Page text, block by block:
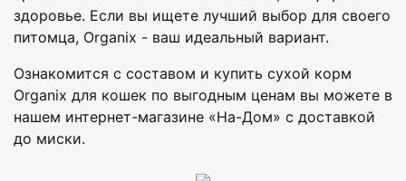
здоровье. Если вы ищете лучший выбор для своего
питомца, Organix - ваш идеальный вариант.
Ознакомится с составом и купить сухой корм
Organix для кошек по выгодным ценам вы можете в
нашем интернет-магазине «На-Дом» с доставкой
до миски.